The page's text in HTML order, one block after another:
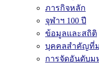
ภารกิจหลัก
จุฬาฯ 100 ปี
ข้อมูลและสถิติ
บุคคลสำคัญที่ม
การจัดอันดับม